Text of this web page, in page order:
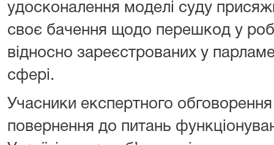
удосконалення моделі суду
своє бачення щодо перешкод у
відносно зареєстрованих у
сфері.
Учасники експертного
повернення до питань